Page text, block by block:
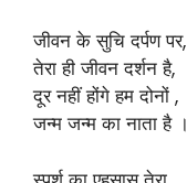
जीवन के सुचि दर्पण पर,
तेरा ही जीवन दर्शन है,
दूर नहीं होंगे हम दोनों ,
जन्म जन्म का नाता है